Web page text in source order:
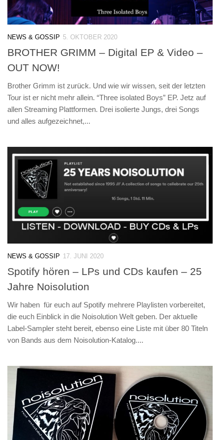
NEWS & GOSSIP 5. OKTOBER 2020
BROTHER GRIMM – Digital EP & Video –
OUT NOW!
Brother Grimm ist zurück. Und wie wir wissen, seit der letzten
Tour ist er nicht mehr allein. “Three isolated Boys” EP. Jetz auf
allen Streaming Plattformen. Drei isolierte Jungs, drei Songs
und alles aufgezeichnet,...
NEWS & GOSSIP 17. JUNI 2020
Spotify hören – LPs und CDs kaufen – 25
Jahre Noisolution
Wir haben für euch auf Spotify mehrere Playlisten vorbereitet,
die euch Einblick in die Noisolution Welt geben. Der aktuelle
Label-Sampler steht bereit, ebenso eine Liste mit über 80 Titeln
von Bands aus dem Noisolution-Katalog....